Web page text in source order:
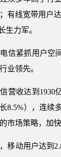
有线宽带用户
生力军。
信紧抓用户空
业领先。
信营收达到
8.5%），连续
市场策略，加
移动用户达到